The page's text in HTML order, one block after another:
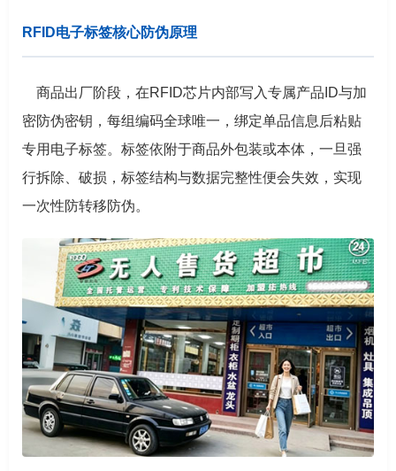
RFID电子标签核心防伪原理
商品出厂阶段，在RFID芯片内部写入专属产品ID与加
密防伪密钥，每组编码全球唯一，绑定单品信息后粘贴
专用电子标签。标签依附于商品外包装或本体，一旦强
行拆除、破损，标签结构与数据完整性便会失效，实现
一次性防转移防伪。